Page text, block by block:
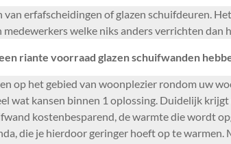
erfafscheidingen of glazen schuifdeuren.
welke niks anders verrichten dan
riante voorraad glazen schuifwanden
op het gebied van woonplezier rondom uw
wat kansen binnen 1 oplossing. Duidelijk
kostenbesparend, de warmte die wordt
die je hierdoor geringer hoeft op te